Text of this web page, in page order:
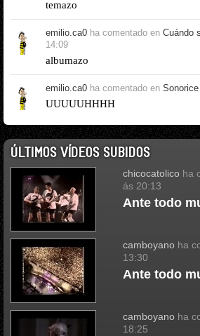
temazo
emilio.ca0 ha comentado en Cuándo
14:09
albumazo
emilio.ca0 ha comentado en
UUUUUHHHH
ÚLTIMOS VÍDEOS SUBIDOS
chicocatolico ha
ás 20:13
Ante todo
camboyano ha
13:30
Ante todo
camboyano ha
18:25